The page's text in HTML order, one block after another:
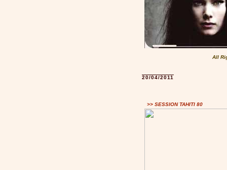
All
20/04/2011
>> SESSION TAHITI 80